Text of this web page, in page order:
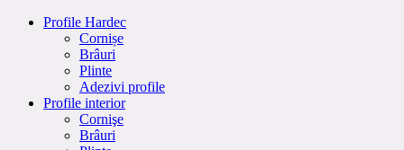
Profile Hardec
Cornișe
Brâuri
Plinte
Adezivi profile
Profile interior
Cornişe
Brâuri